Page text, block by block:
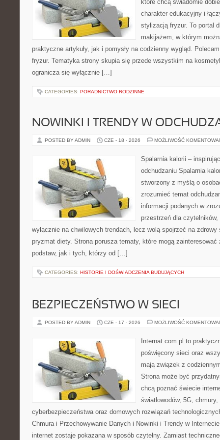
które chcą świadomie
charakter edukacyjny i
stylizacją fryzur. To portal
makijażem, w którym
praktyczne artykuły, jak i pomysły na codzienny wygląd.
fryzur. Tematyka strony skupia się przede wszystkim na
ogranicza się wyłącznie […]
CATEGORIES: PORADNICTWO RODZINNE
NOWINKI I TRENDY W
POSTED BY ADMIN CZE - 18 - 2026 MOŻLIWOŚĆ
Spalarnia kalorii –
odchudzaniu Spalarnia
stworzony z myślą o
zrozumieć temat
informacji podanych w
przestrzeń dla
wyłącznie na chwilowych trendach, lecz wolą spojrzeć na
pryzmat diety. Strona porusza tematy, które mogą
podstaw, jak i tych, którzy od […]
CATEGORIES: HISTORIE I DOŚWIADCZENIA BUDUJĄCYCH
BEZPIECZEŃSTWO W SIECI
POSTED BY ADMIN CZE - 17 - 2026 MOŻLIWOŚĆ
Internat.com.pl to
poświęcony sieci oraz
mają związek z
Strona może być
chcą poznać świecie
światłowodów, 5G,
cyberbezpieczeństwa oraz domowych rozwiązań
Chmura i Przechowywanie Danych i Nowinki i Trendy w
internet zostaje pokazana w sposób czytelny. Zamiast